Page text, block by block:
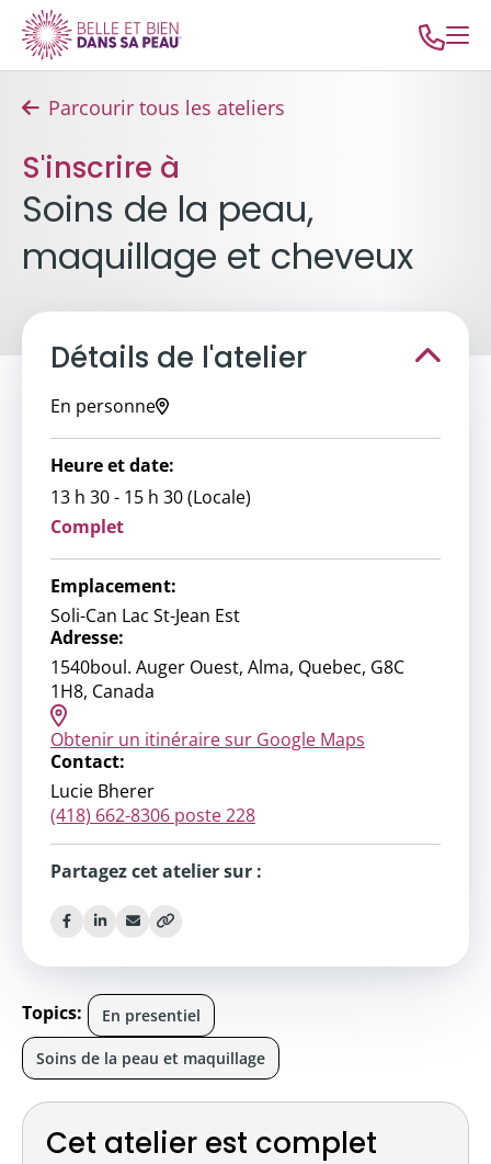
Parcourir tous les ateliers
S'inscrire à
Soins de la peau,
maquillage et cheveux
Cet atelier est complet
Détails de l'atelier
En personne
Heure et date:
13 h 30 - 15 h 30 (Locale)
Complet
Emplacement:
Soli-Can Lac St-Jean Est
Adresse:
1540boul. Auger Ouest, Alma, Quebec, G8C
1H8, Canada
Obtenir un itinéraire sur Google Maps
Contact:
Lucie Bherer
(418) 662-8306 poste 228
Partagez cet atelier sur :
Topics: En presentiel
Soins de la peau et maquillage